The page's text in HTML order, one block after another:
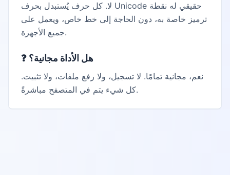
لا. كل حرف يُستبدل بحرف Unicode حقيقي له نقطة
ترميز خاصة به، دون الحاجة إلى خط خاص، ويعمل على
جميع الأجهزة.
❓ هل الأداة مجانية؟
نعم، مجانية تمامًا. لا تسجيل، ولا رفع ملفات، ولا تثبيت.
كل شيء يتم في المتصفح مباشرةً.